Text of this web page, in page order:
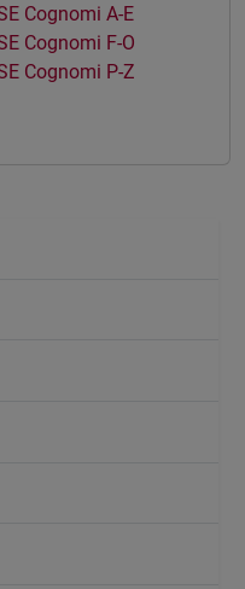
Cognomi A-E
Cognomi F-O
Cognomi P-Z